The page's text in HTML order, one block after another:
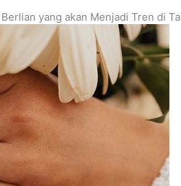
yang akan Menjadi Tren di